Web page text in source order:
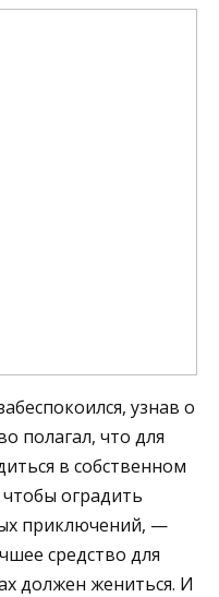
узнав о
полагал, что для
в собственном
чтобы оградить
приключений, —
средство для
должен жениться. И